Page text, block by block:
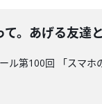
。あげる友達
ル第100回 「スマ